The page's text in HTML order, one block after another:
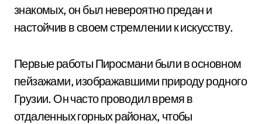
знакомых, он был невероятно предан и
настойчив в своем стремлении к искусству.
Первые работы Пиросмани были в основном
пейзажами, изображавшими природу родного
Грузии. Он часто проводил время в
отдаленных горных районах, чтобы